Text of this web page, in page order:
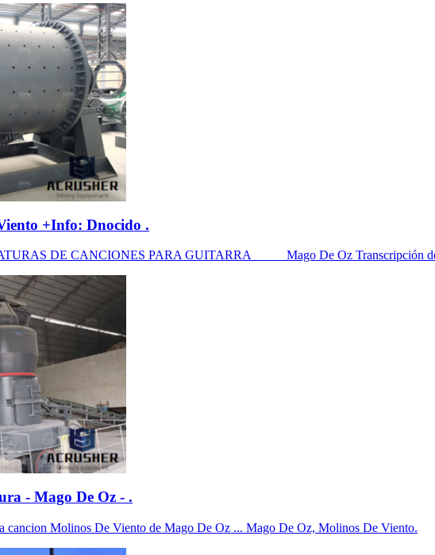
+Info: Dnocido .
DE CANCIONES PARA GUITARRA_____ Mago De Oz
- Mago De Oz - .
cancion Molinos De Viento de Mago De Oz ... Mago De Oz, Molinos De Viento.